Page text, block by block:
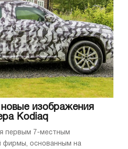
изображения
Kodiaq
первым 7-местным
фирмы, основанным на